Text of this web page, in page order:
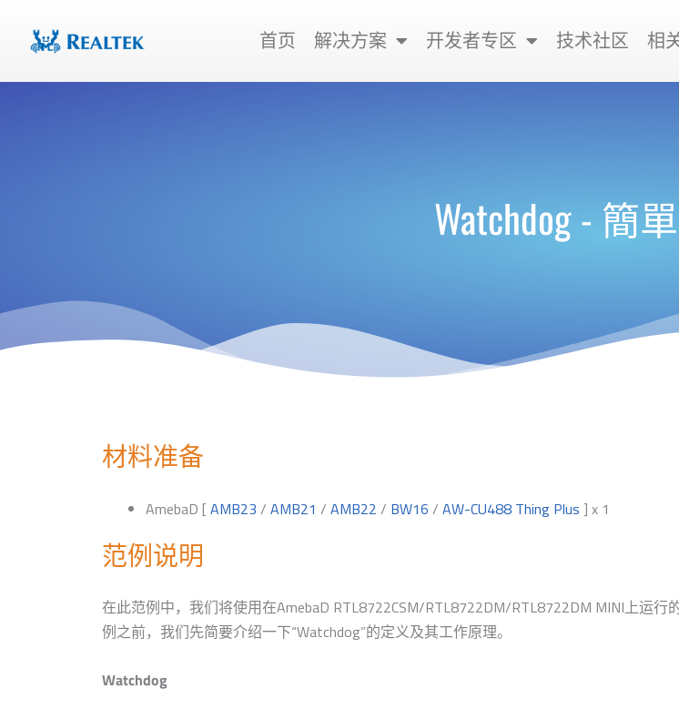
容
首页 解决方案 开发者专区 技术社区 相
Watchdog - 簡
材料准备
AmebaD [ AMB23 / AMB21 / AMB22 / BW16 / AW-CU488 Thing Plus ] x 1
范例说明
在此范例中，我们将使用在AmebaD RTL8722CSM/RTL8722DM/RTL8722DM MINI上运
例之前，我们先简要介绍一下“Watchdog”的定义及其工作原理。
Watchdog